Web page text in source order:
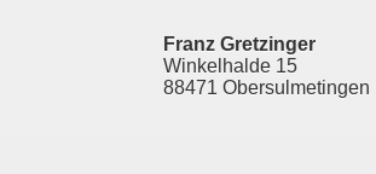
Franz Gretzinger
Winkelhalde 15
88471 Obersulmetingen